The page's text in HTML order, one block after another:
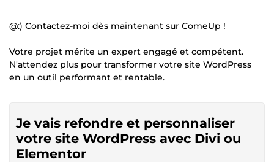
@:) Contactez-moi dès maintenant sur ComeUp !
Votre projet mérite un expert engagé et compétent.
N'attendez plus pour transformer votre site WordPress
en un outil performant et rentable.
Je vais refondre et personnaliser
votre site WordPress avec Divi ou
Elementor